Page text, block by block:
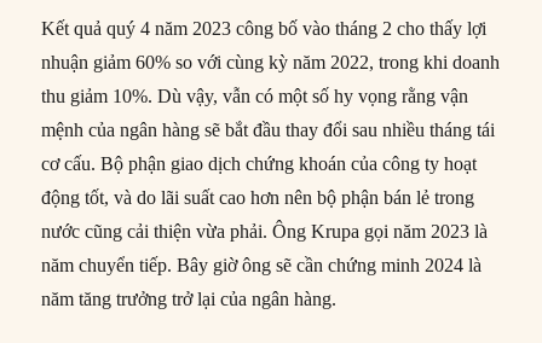
Kết quả quý 4 năm 2023 công bố vào tháng 2 cho thấy lợi
nhuận giảm 60% so với cùng kỳ năm 2022, trong khi doanh
thu giảm 10%. Dù vậy, vẫn có một số hy vọng rằng vận
mệnh của ngân hàng sẽ bắt đầu thay đổi sau nhiều tháng tái
cơ cấu. Bộ phận giao dịch chứng khoán của công ty hoạt
động tốt, và do lãi suất cao hơn nên bộ phận bán lẻ trong
nước cũng cải thiện vừa phải. Ông Krupa gọi năm 2023 là
năm chuyển tiếp. Bây giờ ông sẽ cần chứng minh 2024 là
năm tăng trưởng trở lại của ngân hàng.